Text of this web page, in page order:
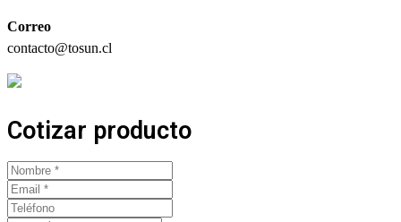
Correo
contacto@tosun.cl
Cotizar producto